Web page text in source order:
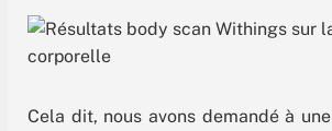
Cela dit, nous avons demandé à